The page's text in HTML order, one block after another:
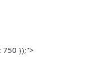
750 });">